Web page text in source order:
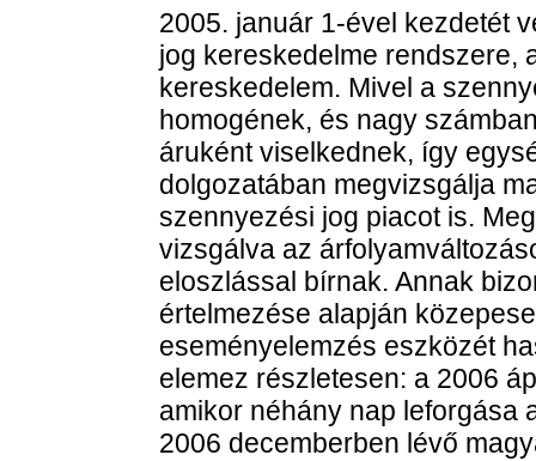
2005. január 1-ével kezdetét
jog kereskedelme rendszere,
kereskedelem. Mivel a
homogének, és nagy
áruként viselkednek, így
dolgozatában megvizsgálja
szennyezési jog piacot is.
vizsgálva az
eloszlással bírnak. Annak
értelmezése alapján
eseményelemzés eszközét
elemez részletesen: a 2006
amikor néhány nap leforgása
2006 decemberben lévő